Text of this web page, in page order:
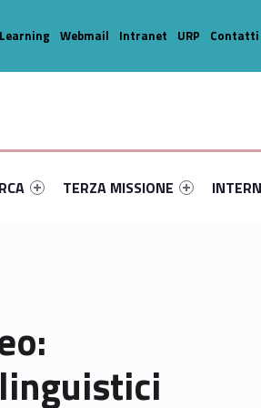
primary-86642-14
#link-menu-primary-47079-35
Link identifier #link-menu-
TERZA MISSIONE
Link
Webmail Intranet URP Contatti